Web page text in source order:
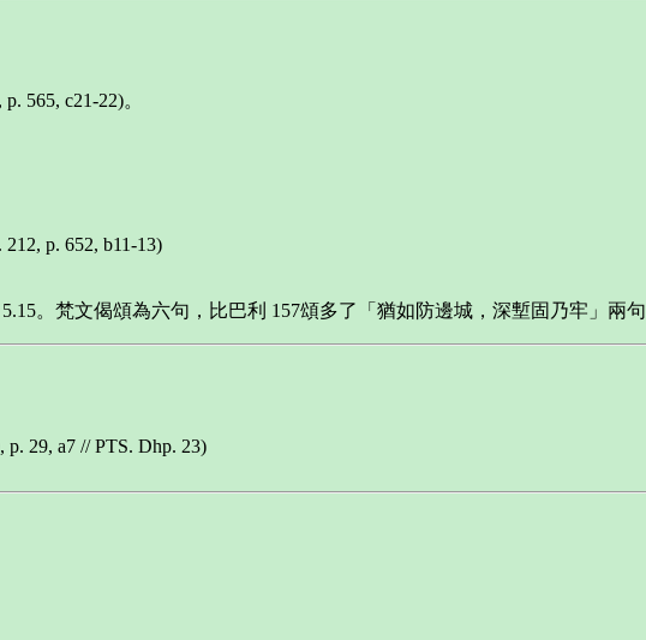
565, c21-22)。
p. 652, b11-13)
。梵文偈頌為六句，比巴利 157頌多了「猶如防邊城，深塹固乃牢」兩
29, a7 // PTS. Dhp. 23)